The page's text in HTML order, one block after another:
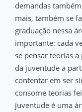
demandas
mais, também se
graduação nessa
importante: cada
se pensar teorias
da juventude a
contentar em ser
consome teorias
juventude é uma